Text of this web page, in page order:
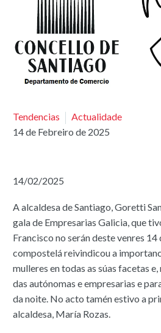
Tendencias
Actualidade
14 de Febreiro de 2025
14/02/2025
A alcaldesa de Santiago, Goretti
gala de Empresarias Galicia, que
Francisco no serán deste venres
compostelá reivindicou a
mulleres en todas as súas facetas
das autónomas e empresarias e
da noite. No acto tamén estivo a
alcaldesa, María Rozas.